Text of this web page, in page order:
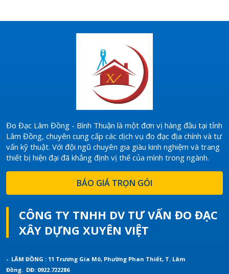
chính có thể gặp nhiều khó
khăn. Bài viết này sẽ hướng
chính một cách đơn giản và dễ
Đo Đạc Lâm Đồng - Bình Thuận là một đơn vị hàng đầu tại tỉnh
Lâm Đồng, chuyên cung cấp các dịch vụ đo đạc địa chính và tư
vấn kỹ thuật. Với đội ngũ chuyên gia giàu kinh nghiệm và trang
thiết bị hiện đại đã khẳng định vị thế của mình trong ngành.
BÁO GIÁ TRỌN GÓI
CÔNG TY TNHH DV TƯ VẤN ĐO ĐẠC
XÂY DỰNG XUYÊN VIỆT
- LÂM ĐỒNG : 11 Trương Gia Mô, Phường Phan Thiết, T. Lâm
Đồng. DĐ: 0922.722286